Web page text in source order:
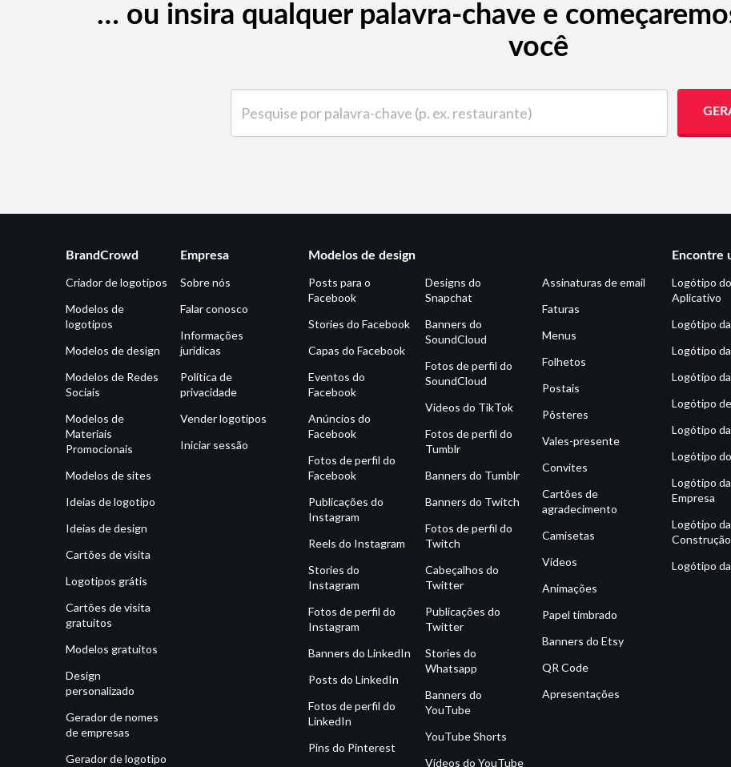
… ou insira qualquer palavra-chave e
você
BrandCrowd
Criador de logotipos
Modelos de
logotipos
Modelos de design
Modelos de Redes
Sociais
Modelos de
Materiais
Promocionais
Modelos de sites
Ideias de logotipo
Ideias de design
Cartões de visita
Logotipos grátis
Cartões de visita
gratuitos
Modelos gratuitos
Design
personalizado
Gerador de nomes
de empresas
Gerador de logotipo
Empresa
Sobre nós
Falar conosco
Informações
jurídicas
Política de
privacidade
Vender logotipos
Iniciar sessão
Modelos de design
Posts para o
Facebook
Stories do Facebook
Capas do Facebook
Eventos do
Facebook
Anúncios do
Facebook
Fotos de perfil do
Facebook
Publicações do
Instagram
Reels do Instagram
Stories do
Instagram
Fotos de perfil do
Instagram
Banners do LinkedIn
Posts do LinkedIn
Fotos de perfil do
LinkedIn
Pins do Pinterest
Designs do
Snapchat
Banners do
SoundCloud
Fotos de perfil do
SoundCloud
Vídeos do TikTok
Fotos de perfil do
Tumblr
Banners do Tumblr
Banners do Twitch
Fotos de perfil do
Twitch
Cabeçalhos do
Twitter
Publicações do
Twitter
Stories do
Whatsapp
Banners do
YouTube
YouTube Shorts
Vídeos do YouTube
Assinaturas de email
Faturas
Menus
Folhetos
Postais
Pôsteres
Vales-presente
Convites
Cartões de
agradecimento
Camisetas
Vídeos
Animações
Papel timbrado
Banners do Etsy
QR Code
Apresentações
Encontre
Logótipo do
Aplicativo
Logótipo
Logótipo
Logótipo
Logótipo
Logótipo
Logótipo
Logótipo da
Empresa
Logótipo da
Construção
Logótipo